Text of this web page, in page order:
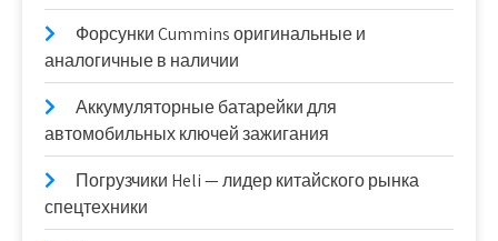
Форсунки Cummins оригинальные и
аналогичные в наличии
Аккумуляторные батарейки для
автомобильных ключей зажигания
Погрузчики Heli — лидер китайского рынка
спецтехники